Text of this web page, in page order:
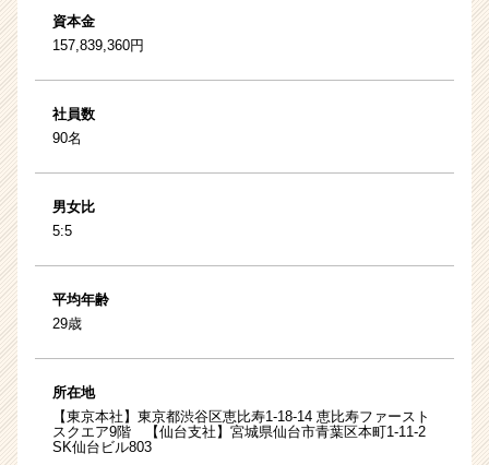
資本金
157,839,360円
社員数
90名
男女比
5:5
平均年齢
29歳
所在地
【東京本社】東京都渋谷区恵比寿1-18-14 恵比寿ファースト
スクエア9階 【仙台支社】宮城県仙台市青葉区本町1-11-2
SK仙台ビル803